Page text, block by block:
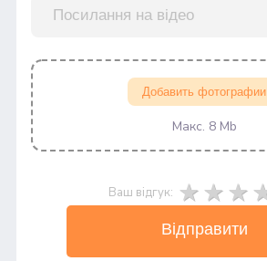
Добавить фотографии
Макс. 8 Mb
Ваш відгук:
Відправити